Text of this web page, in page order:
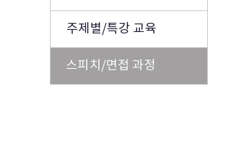
주제별/특강 교육
스피치/면접 과정